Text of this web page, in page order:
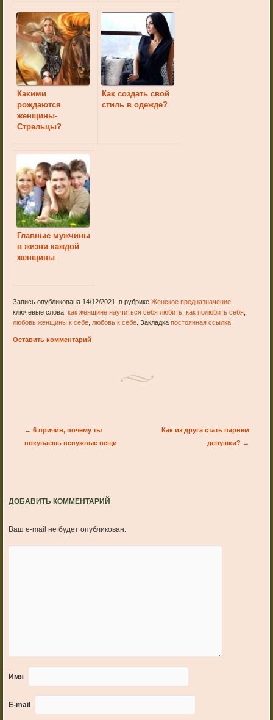
Какими
рождаются
женщины-
Стрельцы?
Как создать свой
стиль в одежде?
Главные мужчины
в жизни каждой
женщины
Запись опубликована 14/12/2021, в рубрикеЖенское предназначение
ключевые слова:как женщине научиться себя любить ,как полюбить себя
любовь женщины к себе любовь к себе . Закладкапостоянная ссылка
Оставить комментарий
Post navigation
← 6 причин, почему ты
покупаешь ненужные вещи
Как из друга стать парнем
девушки? →
ДОБАВИТЬ КОММЕНТАРИЙ
Ваш e-mail не будет опубликован.
Имя
E-mail